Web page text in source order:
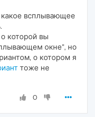
всплывающее
которой вы
окне", но
о котором я
тоже не
0